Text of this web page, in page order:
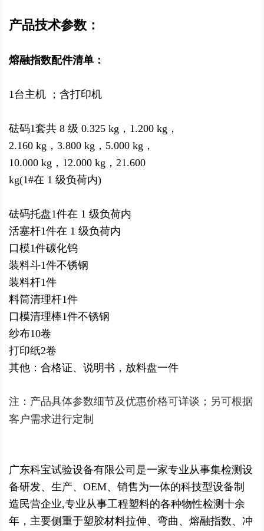
产品技术参数：
熔融指数配件清单：
1 台主机 ；含打印机
砝码1套共 8 级 0.325 kg，1.200 kg，
2.160 kg，3.800 kg，5.000 kg，
10.000 kg，12.000 kg，21.600
kg(1#在 1 级负荷内)
砝码托盘1件在 1 级负荷内
活塞杆1件在 1 级负荷内
口模1件碳化钨
装料斗1件不锈钢
装料杆1件
料筒清理杆1件
口模清理棒1件不锈钢
纱布10卷
打印纸2卷
其他：合格证、说明书，放料盘一件
注：产品具体参数细节及优惠价格可详谈；另可根据
客户需求进行定制
广东科宝试验设备有限公司是一家专业从事集检测设
备研发、生产、OEM、销售为一体的科技型设备制
造民营企业,专业从事工程塑料的各种物性检测十余
年，主要侧重于塑胶材料拉伸、弯曲、熔融指数、冲